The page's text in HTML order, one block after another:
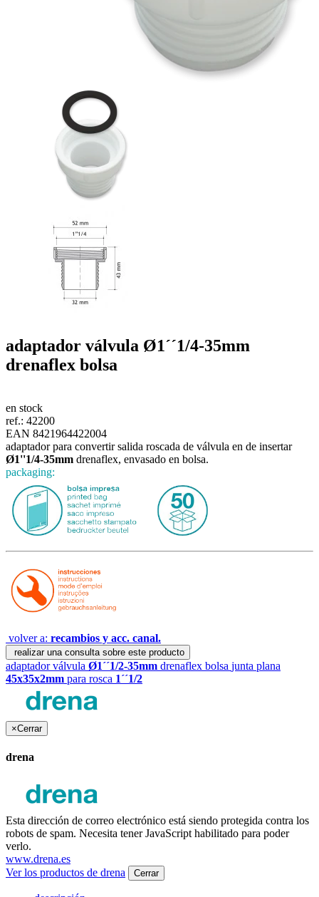
adaptador válvula Ø1´´1/4-35mm
drenaflex bolsa
en stock
ref.: 42200
EAN 8421964422004
adaptador para convertir salida roscada de válvula en de insertar
Ø1''1/4-35mm drenaflex, envasado en bolsa.
packaging:
volver a: recambios y acc. canal.
realizar una consulta sobre este producto
adaptador válvula Ø1´´1/2-35mm drenaflex bolsa junta plana
45x35x2mm para rosca 1´´1/2
×Cerrar
drena
Esta dirección de correo electrónico está siendo protegida contra los
robots de spam. Necesita tener JavaScript habilitado para poder
verlo.
www.drena.es
Ver los productos de drena
Cerrar